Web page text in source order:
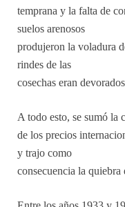
temprana y la falta de
suelos arenosos
produjeron la voladura
rindes de las
cosechas eran
A todo esto, se sumó la
de los precios
y trajo como
consecuencia la quiebra